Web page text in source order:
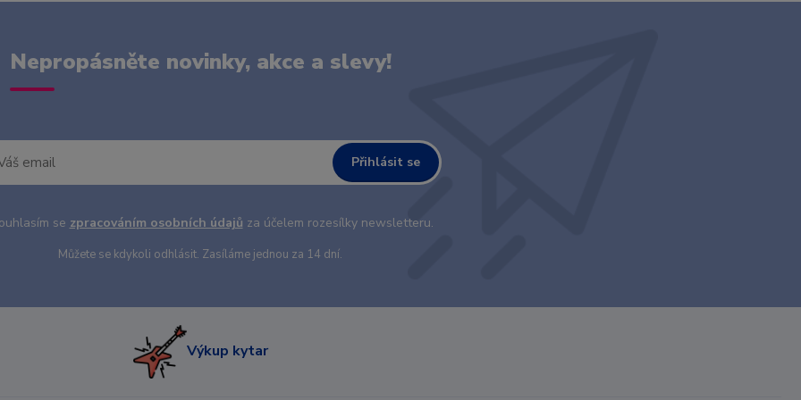
Nepropásněte novinky, akce a slevy!
Přihlásit se
se zpracováním osobních údajů za účelem rozesílky newsletteru.
Můžete se kdykoli odhlásit. Zasíláme jednou za 14 dní.
Výkup kytar